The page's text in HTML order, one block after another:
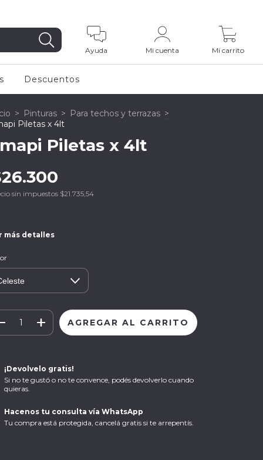
Ayuda Mi cuenta Mi carrito
Descuentos
> Pinturas > Para techos y terrazas >
Piletas x 4lt
Piletas x 4lt
sin impuestos $21.735,54
más detalles
¡Devolvelo gratis!
Si no te gustó o no te convence, podés devolverlo cuando
quieras.
Hacenos tu consulta vía WhatsApp
Tu compra está protegida, cancelá gratis si te arrepentís.